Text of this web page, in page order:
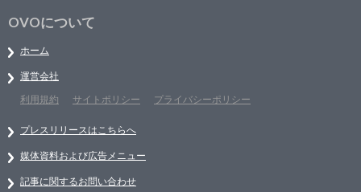
OVOについて
ホーム
運営会社
利用規約
サイトポリシー プライバシーポリシー
プレスリリースはこちらへ
媒体資料および広告メニュー
記事に関するお問い合わせ